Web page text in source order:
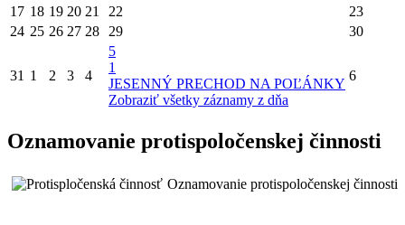
17 18 19 20 21 22
23
24 25 26 27 28 29 30
31 1 2 3 4
5
1
JESENNÝ PRECHOD NA POĽÁNKY
Zobraziť všetky záznamy z dňa
6
Oznamovanie protispoločenskej činnosti
Oznamovanie protispoločenskej činnosti